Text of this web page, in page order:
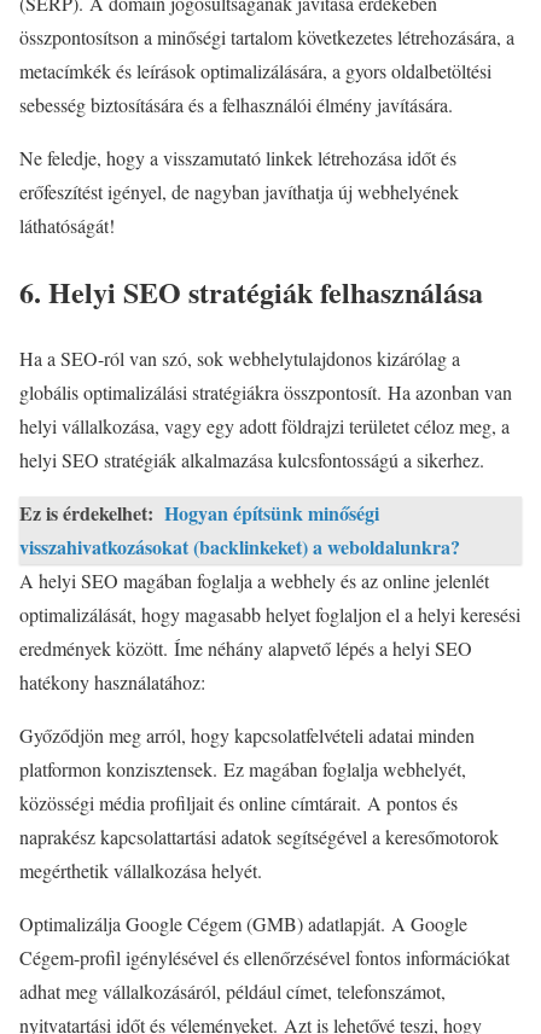
összpontosítson a minőségi tartalom következetes létrehozására, a
metacímkék és leírások optimalizálására, a gyors oldalbetöltési
sebesség biztosítására és a felhasználói élmény javítására.
Ne feledje, hogy a visszamutató linkek létrehozása időt és
erőfeszítést igényel, de nagyban javíthatja új webhelyének
láthatóságát!
6. Helyi SEO stratégiák felhasználása
Ha a SEO-ról van szó, sok webhelytulajdonos kizárólag a
globális optimalizálási stratégiákra összpontosít. Ha azonban van
helyi vállalkozása, vagy egy adott földrajzi területet céloz meg, a
helyi SEO stratégiák alkalmazása kulcsfontosságú a sikerhez.
Ez is érdekelhet: Hogyan építsünk minőségi
visszahivatkozásokat (backlinkeket) a weboldalunkra?
A helyi SEO magában foglalja a webhely és az online jelenlét
optimalizálását, hogy magasabb helyet foglaljon el a helyi keresési
eredmények között. Íme néhány alapvető lépés a helyi SEO
hatékony használatához:
Győződjön meg arról, hogy kapcsolatfelvételi adatai minden
platformon konzisztensek. Ez magában foglalja webhelyét,
közösségi média profiljait és online címtárait. A pontos és
naprakész kapcsolattartási adatok segítségével a keresőmotorok
megérthetik vállalkozása helyét.
Optimalizálja Google Cégem (GMB) adatlapját. A Google
Cégem-profil igénylésével és ellenőrzésével fontos információkat
adhat meg vállalkozásáról, például címet, telefonszámot,
nyitvatartási időt és véleményeket. Azt is lehetővé teszi, hogy